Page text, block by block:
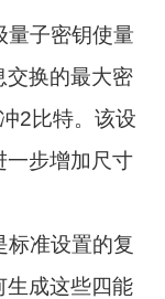
量子密钥使量
交换的最大密
2比特。该设
一步增加尺寸
标准设置的复
生成这些四能